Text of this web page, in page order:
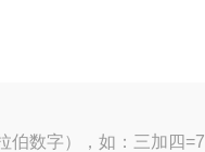
伯数字），如：三加四=7